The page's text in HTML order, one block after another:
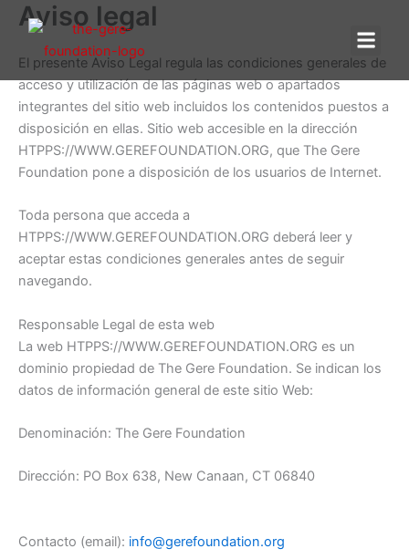
contenido
Aviso legal
El presente Aviso Legal regula las condiciones generales de
acceso y utilización de las páginas web o apartados
integrantes del sitio web incluidos los contenidos puestos a
disposición en ellas. Sitio web accesible en la dirección
HTPPS://WWW.GEREFOUNDATION.ORG, que The Gere
Foundation pone a disposición de los usuarios de Internet.
Toda persona que acceda a
HTPPS://WWW.GEREFOUNDATION.ORG deberá leer y
aceptar estas condiciones generales antes de seguir
navegando.
Responsable Legal de esta web
La web HTPPS://WWW.GEREFOUNDATION.ORG es un
dominio propiedad de The Gere Foundation. Se indican los
datos de información general de este sitio Web:
Denominación: The Gere Foundation
Dirección: PO Box 638, New Canaan, CT 06840
Contacto (email): info@gerefoundation.org